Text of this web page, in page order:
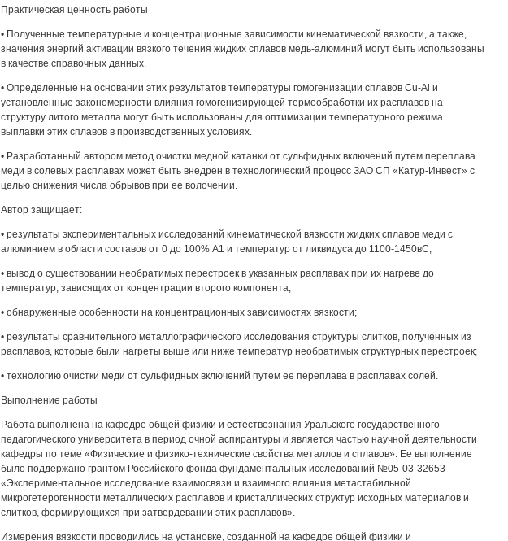
Практическая ценность работы
• Полученные температурные и концентрационные зависимости кинематической вязкости, а также,
значения энергий активации вязкого течения жидких сплавов медь-алюминий могут быть использованы
в качестве справочных данных.
• Определенные на основании этих результатов температуры гомогенизации сплавов Cu-Al и
установленные закономерности влияния гомогенизирующей термообработки их расплавов на
структуру литого металла могут быть использованы для оптимизации температурного режима
выплавки этих сплавов в производственных условиях.
• Разработанный автором метод очистки медной катанки от сульфидных включений путем переплава
меди в солевых расплавах может быть внедрен в технологический процесс ЗАО СП «Катур-Инвест» с
целью снижения числа обрывов при ее волочении.
Автор защищает:
• результаты экспериментальных исследований кинематической вязкости жидких сплавов меди с
алюминием в области составов от 0 до 100% А1 и температур от ликвидуса до 1100-1450вС;
• вывод о существовании необратимых перестроек в указанных расплавах при их нагреве до
температур, зависящих от концентрации второго компонента;
• обнаруженные особенности на концентрационных зависимостях вязкости;
• результаты сравнительного металлографического исследования структуры слитков, полученных из
расплавов, которые были нагреты выше или ниже температур необратимых структурных перестроек;
• технологию очистки меди от сульфидных включений путем ее переплава в расплавах солей.
Выполнение работы
Работа выполнена на кафедре общей физики и естествознания Уральского государственного
педагогического университета в период очной аспирантуры и является частью научной деятельности
кафедры по теме «Физические и физико-технические свойства металлов и сплавов». Ее выполнение
было поддержано грантом Российского фонда фундаментальных исследований №05-03-32653
«Экспериментальное исследование взаимосвязи и взаимного влияния метастабильной
микрогетерогенности металлических расплавов и кристаллических структур исходных материалов и
слитков, формирующихся при затвердевании этих расплавов».
Измерения вязкости проводились на установке, созданной на кафедре общей физики и